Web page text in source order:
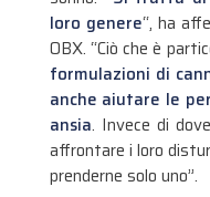
loro genere“, ha
OBX. “Ciò che è
formulazioni di
anche aiutare le
ansia. Invece di
affrontare i loro
prenderne solo uno”.